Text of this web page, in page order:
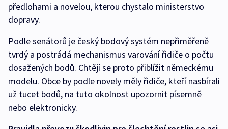
předlohami a novelou, kterou chystalo ministerstvo
dopravy.
Podle senátorů je český bodový systém nepřiměřeně
tvrdý a postrádá mechanismus varování řidiče o počtu
dosažených bodů. Chtějí se proto přiblížit německému
modelu. Obce by podle novely měly řidiče, kteří nasbírali
už tucet bodů, na tuto okolnost upozornit písemně
nebo elektronicky.